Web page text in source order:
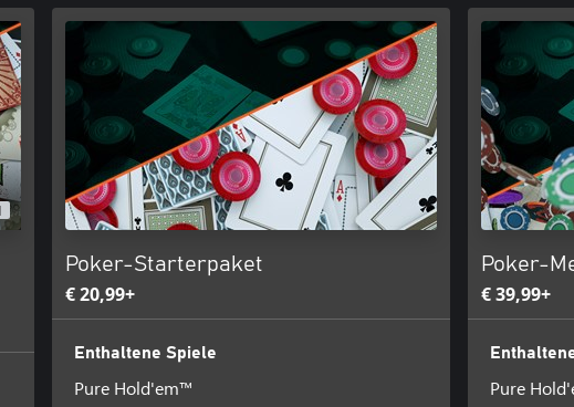
Poker-Starterpaket
€ 20,99+
Enthaltene Spiele
Pure Hold'em™
Poker-
€ 39,99+
Pure